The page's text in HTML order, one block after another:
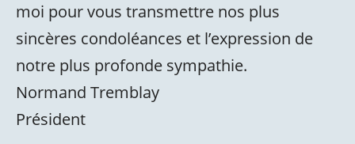
moi pour vous transmettre nos plus
sincères condoléances et l’expression de
notre plus profonde sympathie.
Normand Tremblay
Président